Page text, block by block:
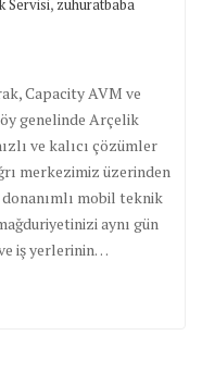
Servisi, zuhuratbaba
Capacity AVM ve
genelinde Arçelik
ve kalıcı çözümler
merkezimiz üzerinden
mobil teknik
aynı gün
iş yerlerinin…